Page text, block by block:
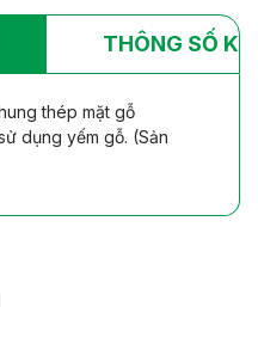
THÔNG SỐ
thép mặt gỗ
dụng yếm gỗ. (Sản